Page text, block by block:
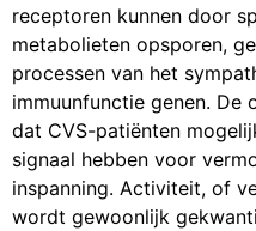
receptoren kunnen door
metabolieten opsporen,
processen van het
immuunfunctie genen. De
dat CVS-patiënten
signaal hebben voor
inspanning. Activiteit, of
wordt gewoonlijk